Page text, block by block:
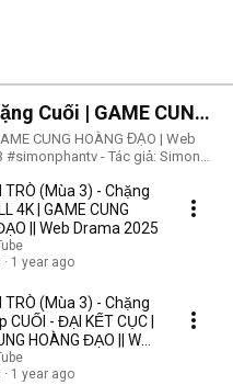
Cuối | GAME CUNG
CUNG HOÀNG ĐẠO | Web
- Tác giả: Simon
tế, nhưng dần trở nên đen tối
cuối cùng?. Mục đích của
sau chiếc mặt nạ. Tất cả sẽ tiết
3) Simon Phan _ Anh trai
Bnat _ Ca sĩ Bnat Bảo Ngân _
Duy _ Nghệ sĩ Khánh Duy
TRÒ (Mùa 3) - Chặng
4K | GAME CUNG
|| Web Drama 2025
1 year ago
TRÒ (Mùa 3) - Chặng
CUỐI - ĐẠI KẾT CỤC |
HOÀNG ĐẠO || Web
1 year ago